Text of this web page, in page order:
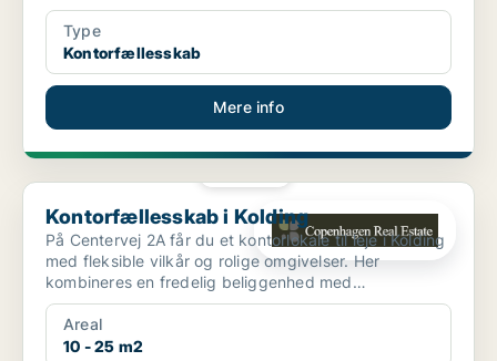
Type
Kontorfællesskab
Mere info
Kontorfællesskab i Kolding
Kontorfællesskab i Kolding
På Centervej 2A får du et kontorlokale til leje i Kolding
med fleksible vilkår og rolige omgivelser. Her
kombineres en fredelig beliggenhed med
professionell...
Areal
10 - 25 m2